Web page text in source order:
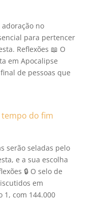
adoração no
para pertencer
Reflexões 📖 O
em Apocalipse
de pessoas que
tempo do fim
serão seladas pelo
e a sua escolha
🔒 O selo de
em
1, com 144.000